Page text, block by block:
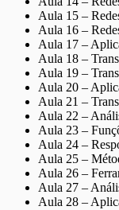
Aula 15 –
Aula 16 –
Aula 17 –
Aula 18 –
Aula 19 –
Aula 20 –
Aula 21 –
Aula 22 –
Aula 23 –
Aula 24 –
Aula 25 –
Aula 26 –
Aula 27 –
Aula 28 –